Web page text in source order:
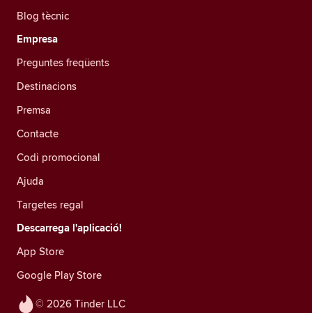
© 2026 Tinder LLC
Blog tècnic
Empresa
Preguntes freqüents
Destinacions
Premsa
Contacte
Codi promocional
Ajuda
Targetes regal
Descarrega l'aplicació!
App Store
Google Play Store